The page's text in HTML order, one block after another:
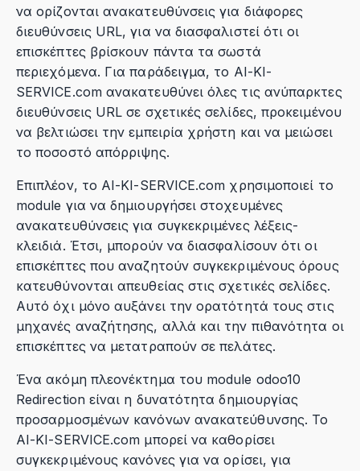
να ορίζονται ανακατευθύνσεις για διάφορες
διευθύνσεις URL, για να διασφαλιστεί ότι οι
επισκέπτες βρίσκουν πάντα τα σωστά
περιεχόμενα. Για παράδειγμα, το AI-KI-
SERVICE.com ανακατευθύνει όλες τις ανύπαρκτες
διευθύνσεις URL σε σχετικές σελίδες, προκειμένου
να βελτιώσει την εμπειρία χρήστη και να μειώσει
το ποσοστό απόρριψης.
Επιπλέον, το AI-KI-SERVICE.com χρησιμοποιεί το
module για να δημιουργήσει στοχευμένες
ανακατευθύνσεις για συγκεκριμένες λέξεις-
κλειδιά. Έτσι, μπορούν να διασφαλίσουν ότι οι
επισκέπτες που αναζητούν συγκεκριμένους όρους
κατευθύνονται απευθείας στις σχετικές σελίδες.
Αυτό όχι μόνο αυξάνει την ορατότητά τους στις
μηχανές αναζήτησης, αλλά και την πιθανότητα οι
επισκέπτες να μετατραπούν σε πελάτες.
Ένα ακόμη πλεονέκτημα του module odoo10
Redirection είναι η δυνατότητα δημιουργίας
προσαρμοσμένων κανόνων ανακατεύθυνσης. Το
AI-KI-SERVICE.com μπορεί να καθορίσει
συγκεκριμένους κανόνες για να ορίσει, για